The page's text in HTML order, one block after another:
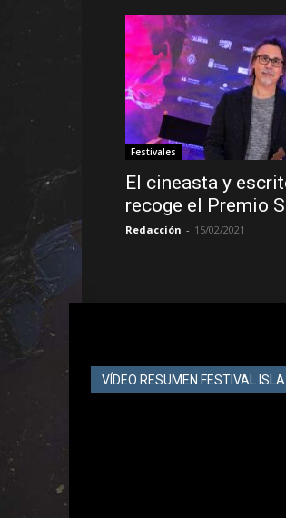
Festivales
El cineasta y
recoge el Premio
Redacción - 15/02/2021
VÍDEO RESUMEN FESTIVAL